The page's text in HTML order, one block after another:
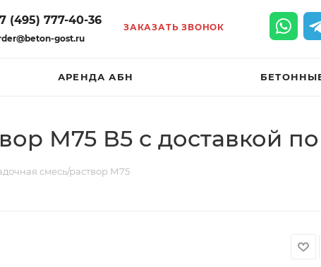
(495) 777-40-36
gost.ru
ЗАКАЗАТЬ ЗВОНОК
АРЕНДА АБН
М75 В5 с доставкой
смесь/раствор М75